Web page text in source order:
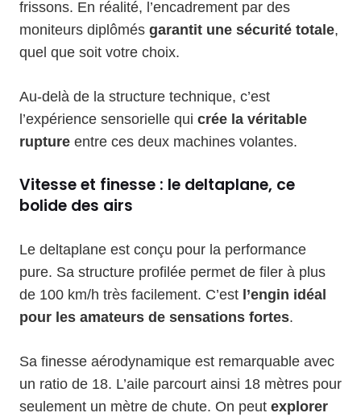
frissons. En réalité, l’encadrement par des
moniteurs diplômés garantit une sécurité totale,
quel que soit votre choix.
Au-delà de la structure technique, c’est
l’expérience sensorielle qui crée la véritable
rupture entre ces deux machines volantes.
Vitesse et finesse : le deltaplane, ce
bolide des airs
Le deltaplane est conçu pour la performance
pure. Sa structure profilée permet de filer à plus
de 100 km/h très facilement. C’est l’engin idéal
pour les amateurs de sensations fortes.
Sa finesse aérodynamique est remarquable avec
un ratio de 18. L’aile parcourt ainsi 18 mètres pour
seulement un mètre de chute. On peut explorer